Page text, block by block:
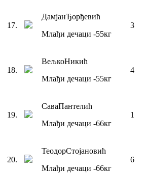
17.
ДамјанЂорђевић
Млађи дечаци -55кг
3
18.
ВељкоНикић
Млађи дечаци -55кг
4
19.
СаваПантелић
Млађи дечаци -66кг
1
20.
ТеодорСтојановић
Млађи дечаци -66кг
6